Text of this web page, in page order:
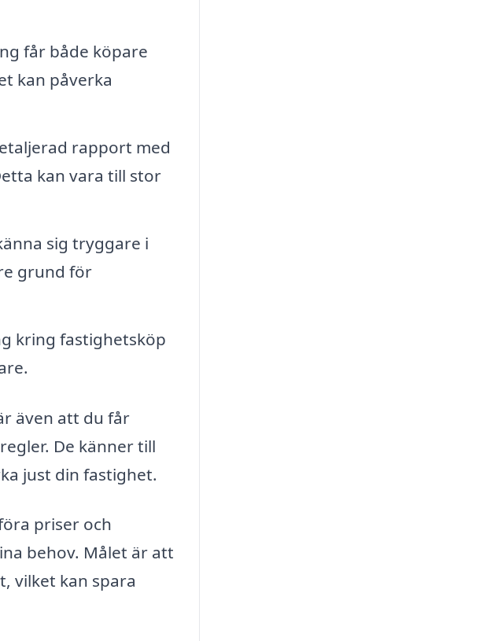
får både köpare
kan påverka
rapport med
kan vara till stor
sig tryggare i
grund för
kring fastighetsköp
även att du får
De känner till
just din fastighet.
priser och
behov. Målet är att
vilket kan spara